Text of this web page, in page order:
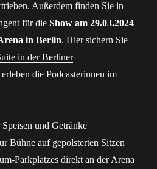
Außerdem finden Sie in
für dieShow am 29.03.2024
in Berlin. Hier sichern Sie
in der Berliner
die Podcasterinnen im
und Getränke
Bühne auf gepolsterten Sitzen
Parkplatzes direkt an der Arena